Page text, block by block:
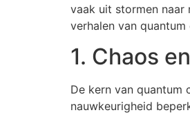
vaak uit stormen
verhalen van
1. Chaos
De kern van quantum
nauwkeurigheid